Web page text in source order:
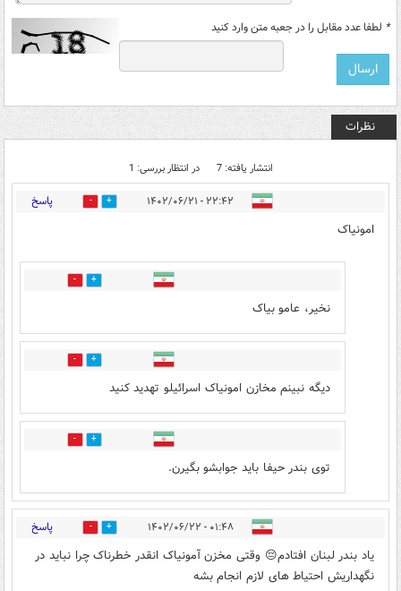
* لطفا عدد مقابل را در جعبه متن وارد کنید
نظرات
انتشار یافته: 7 در انتظار بررسی: 1
۲۲:۴۲ - ۱۴۰۲/۰۶/۲۱ 14 پاسخ
امونیاک
0
نخیر، عامو بیاک
0
دیگه نبینم مخازن امونیاک اسرائیلو تهدید کنید
3
توی بندر حیفا باید جوابشو بگیرن.
۰۱:۴۸ - ۱۴۰۲/۰۶/۲۲ 0 پاسخ
یاد بندر لبنان افتادم😔 وقتی مخزن آمونیاک انقدر خطرناک چرا نباید در
نگهداریش احتیاط های لازم انجام بشه